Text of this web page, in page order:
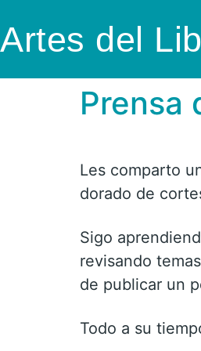
Artes del
Prensa
Les comparto
dorado de
Sigo
revisando
de publicar un
Todo a su